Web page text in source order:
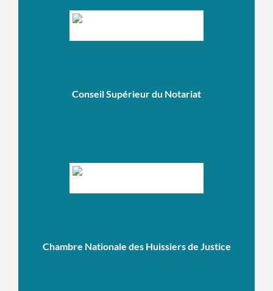
Conseil Supérieur du Notariat
Chambre Nationale des Huissiers de Justice